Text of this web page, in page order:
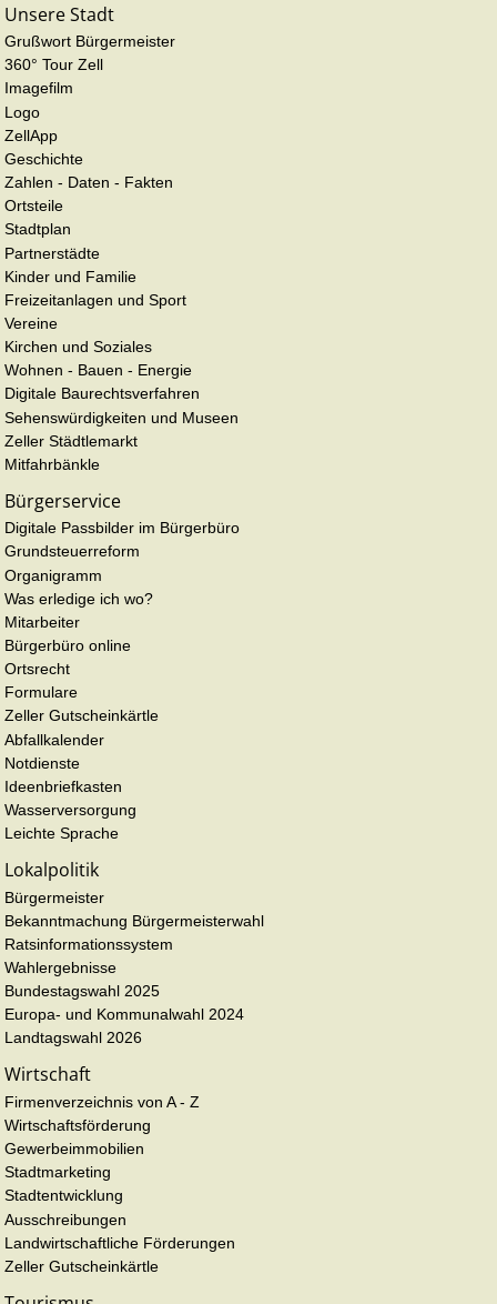
Unsere Stadt
Grußwort Bürgermeister
360° Tour Zell
Imagefilm
Logo
ZellApp
Geschichte
Zahlen - Daten - Fakten
Ortsteile
Stadtplan
Partnerstädte
Kinder und Familie
Freizeitanlagen und Sport
Vereine
Kirchen und Soziales
Wohnen - Bauen - Energie
Digitale Baurechtsverfahren
Sehenswürdigkeiten und Museen
Zeller Städtlemarkt
Mitfahrbänkle
Bürgerservice
Digitale Passbilder im Bürgerbüro
Grundsteuerreform
Organigramm
Was erledige ich wo?
Mitarbeiter
Bürgerbüro online
Ortsrecht
Formulare
Zeller Gutscheinkärtle
Abfallkalender
Notdienste
Ideenbriefkasten
Wasserversorgung
Leichte Sprache
Lokalpolitik
Bürgermeister
Bekanntmachung Bürgermeisterwahl
Ratsinformationssystem
Wahlergebnisse
Bundestagswahl 2025
Europa- und Kommunalwahl 2024
Landtagswahl 2026
Wirtschaft
Firmenverzeichnis von A - Z
Wirtschaftsförderung
Gewerbeimmobilien
Stadtmarketing
Stadtentwicklung
Ausschreibungen
Landwirtschaftliche Förderungen
Zeller Gutscheinkärtle